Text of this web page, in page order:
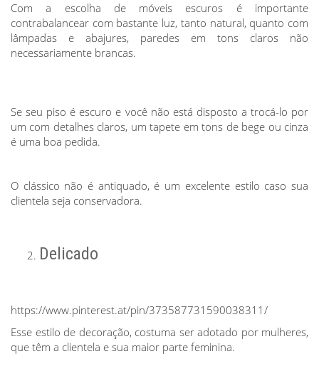
Com a escolha de móveis escuros é importante
contrabalancear com bastante luz, tanto natural, quanto com
lâmpadas e abajures, paredes em tons claros não
necessariamente brancas.
Se seu piso é escuro e você não está disposto a trocá-lo por
um com detalhes claros, um tapete em tons de bege ou cinza
é uma boa pedida.
O clássico não é antiquado, é um excelente estilo caso sua
clientela seja conservadora.
Delicado
https://www.pinterest.at/pin/373587731590038311/
Esse estilo de decoração, costuma ser adotado por mulheres,
que têm a clientela e sua maior parte feminina.